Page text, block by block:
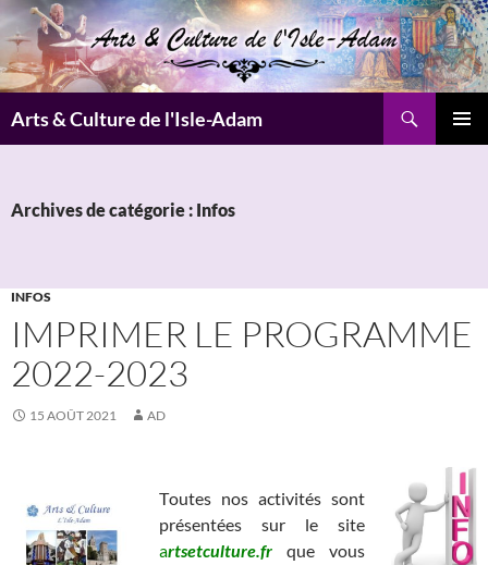
Aller
au
contenu
Arts & Culture de l'Isle-Adam
Archives de catégorie : Infos
INFOS
IMPRIMER LE PROGRAMME
2022-2023
15 AOÛT 2021 AD
Toutes nos activités sont
présentées sur le site
artsetculture.fr que vous